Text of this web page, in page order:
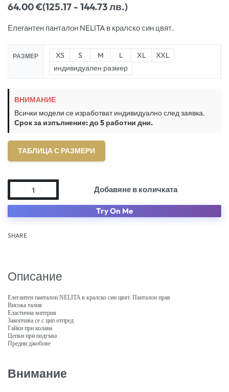
64.00€(125.17 - 144.73 лв.)
Елегантен панталон NELITA в кралско син цвят.
РАЗМЕР XS S M L XL
XXL
индивидуален размер
ВНИМАНИЕ
Всички модели се изработват индивидуално след заявка.
Срок за изпълнение: до 5 работни дни.
ТАБЛИЦА С РАЗМЕРИ
Добавяне в количката
Try On Me
SHARE
Описание
Елегантен панталон NELITA в кралско син цвят. Панталон прав
Висока талия
Еластична материя
Закопчава се с цип отпред
Гайки при колана
Цепки при подгъва
Предни джобове
Внимание